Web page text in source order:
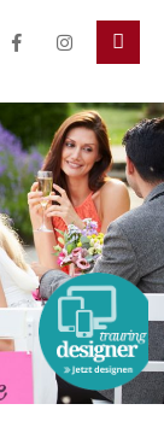
nicht.
nicht.
nicht.
nicht.